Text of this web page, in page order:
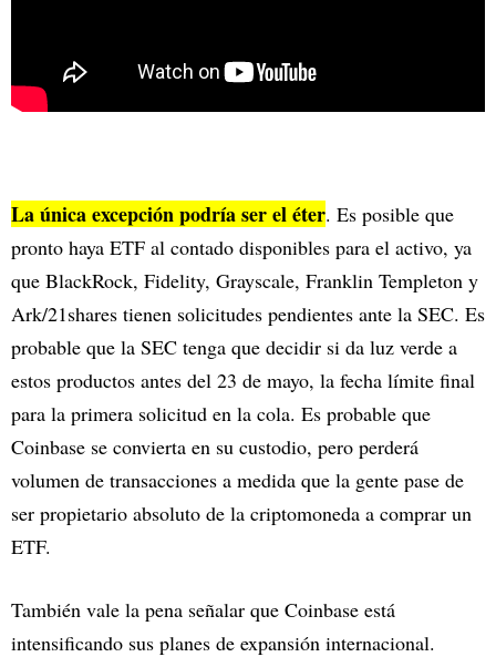
La única excepción podría ser el éter. Es posible que
pronto haya ETF al contado disponibles para el activo, ya
que BlackRock, Fidelity, Grayscale, Franklin Templeton y
Ark/21shares tienen solicitudes pendientes ante la SEC. Es
probable que la SEC tenga que decidir si da luz verde a
estos productos antes del 23 de mayo, la fecha límite final
para la primera solicitud en la cola. Es probable que
Coinbase se convierta en su custodio, pero perderá
volumen de transacciones a medida que la gente pase de
ser propietario absoluto de la criptomoneda a comprar un
ETF.
También vale la pena señalar que Coinbase está
intensificando sus planes de expansión internacional.